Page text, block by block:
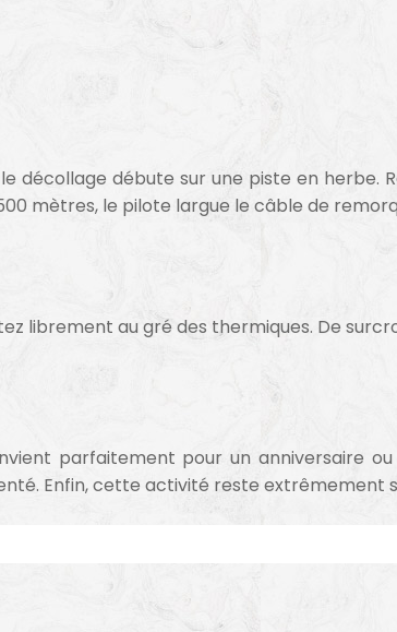
décollage débute sur une piste en herbe.
mètres, le pilote largue le câble de
librement au gré des thermiques. De
parfaitement pour un anniversaire ou
Enfin, cette activité reste extrêmement